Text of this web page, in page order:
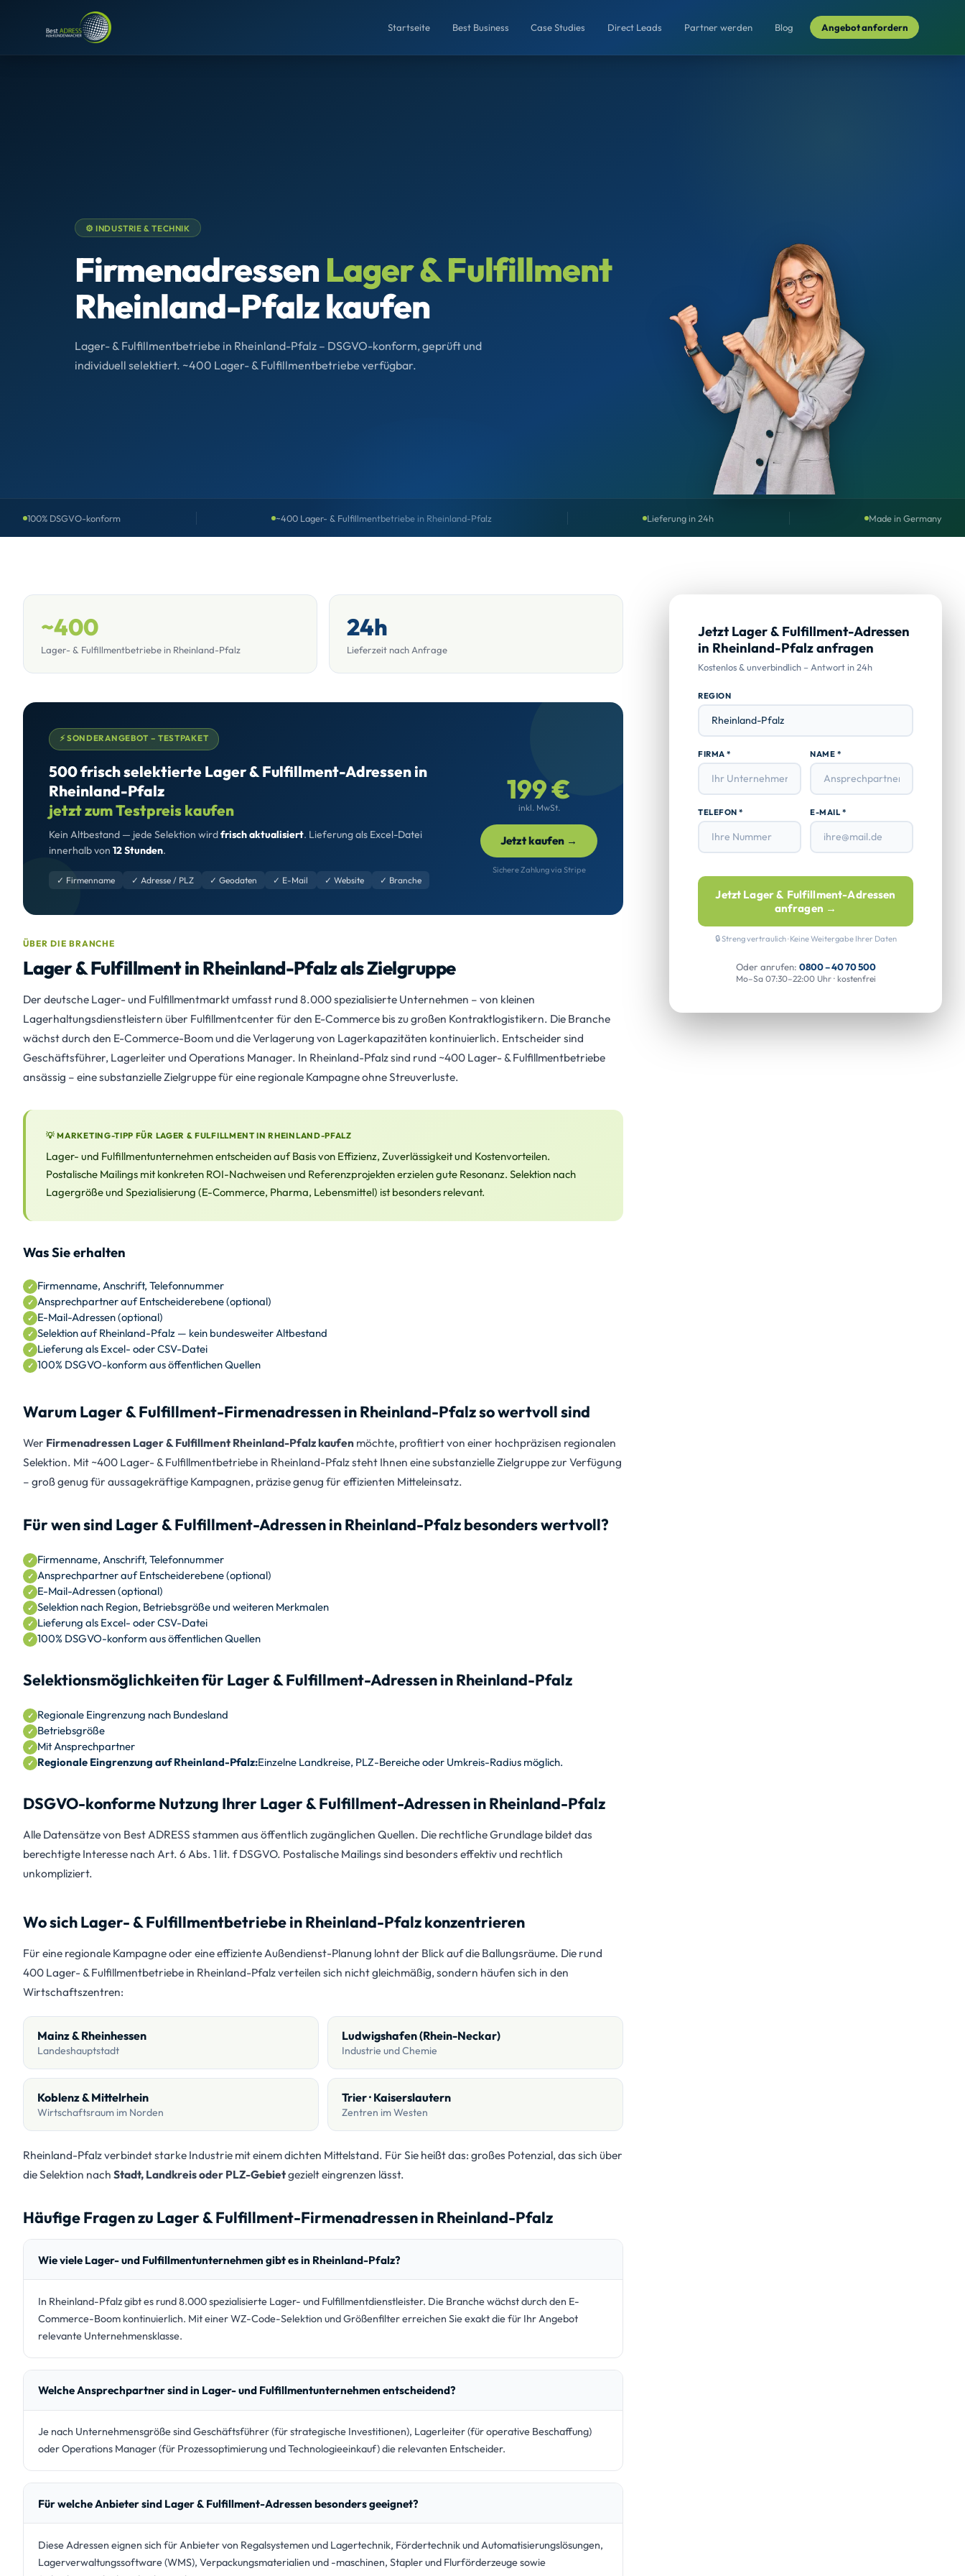
Startseite Best Business Case Studies Direct Leads Partner werden Blog Angebot anfordern
⚙️ INDUSTRIE & TECHNIK
FirmenadressenLager & Fulfillment
Rheinland-Pfalz kaufen
Lager- & Fulfillmentbetriebe in Rheinland-Pfalz – DSGVO-konform, geprüft und
individuell selektiert. ~400 Lager- & Fulfillmentbetriebe verfügbar.
100% DSGVO-konform ~400 Lager- & Fulfillmentbetriebe in Rheinland-Pfalz Lieferung in 24h Made in Germany
~400
Lager- & Fulfillmentbetriebe in Rheinland-Pfalz
24h
Lieferzeit nach Anfrage
⚡ SONDERANGEBOT – TESTPAKET
500 frisch selektierte Lager & Fulfillment-Adressen in
Rheinland-Pfalz
jetzt zum Testpreis kaufen
Kein Altbestand — jede Selektion wirdfrisch aktualisiert. Lieferung als Excel-Datei
innerhalb von 12 Stunden.
✓ Firmenname ✓ Adresse / PLZ ✓ Geodaten ✓ E-Mail ✓ Website ✓ Branche
199 €
inkl. MwSt.
Jetzt kaufen →
Sichere Zahlung via Stripe
ÜBER DIE BRANCHE
Lager & Fulfillment in Rheinland-Pfalz als Zielgruppe
Der deutsche Lager- und Fulfillmentmarkt umfasst rund 8.000 spezialisierte Unternehmen – von kleinen
Lagerhaltungsdienstleistern über Fulfillmentcenter für den E-Commerce bis zu großen Kontraktlogistikern. Die Branche
wächst durch den E-Commerce-Boom und die Verlagerung von Lagerkapazitäten kontinuierlich. Entscheider sind
Geschäftsführer, Lagerleiter und Operations Manager. In Rheinland-Pfalz sind rund ~400 Lager- & Fulfillmentbetriebe
ansässig – eine substanzielle Zielgruppe für eine regionale Kampagne ohne Streuverluste.
💡 MARKETING-TIPP FÜR LAGER & FULFILLMENT IN RHEINLAND-PFALZ
Lager- und Fulfillmentunternehmen entscheiden auf Basis von Effizienz, Zuverlässigkeit und Kostenvorteilen.
Postalische Mailings mit konkreten ROI-Nachweisen und Referenzprojekten erzielen gute Resonanz. Selektion nach
Lagergröße und Spezialisierung (E-Commerce, Pharma, Lebensmittel) ist besonders relevant.
Was Sie erhalten
Firmenname, Anschrift, Telefonnummer
Ansprechpartner auf Entscheiderebene (optional)
E-Mail-Adressen (optional)
Selektion auf Rheinland-Pfalz — kein bundesweiter Altbestand
Lieferung als Excel- oder CSV-Datei
100% DSGVO-konform aus öffentlichen Quellen
Warum Lager & Fulfillment-Firmenadressen in Rheinland-Pfalz so wertvoll sind
Wer Firmenadressen Lager & Fulfillment Rheinland-Pfalz kaufen möchte, profitiert von einer hochpräzisen regionalen
Selektion. Mit ~400 Lager- & Fulfillmentbetriebe in Rheinland-Pfalz steht Ihnen eine substanzielle Zielgruppe zur Verfügung
– groß genug für aussagekräftige Kampagnen, präzise genug für effizienten Mitteleinsatz.
Für wen sind Lager & Fulfillment-Adressen in Rheinland-Pfalz besonders wertvoll?
Firmenname, Anschrift, Telefonnummer
Ansprechpartner auf Entscheiderebene (optional)
E-Mail-Adressen (optional)
Selektion nach Region, Betriebsgröße und weiteren Merkmalen
Lieferung als Excel- oder CSV-Datei
100% DSGVO-konform aus öffentlichen Quellen
Selektionsmöglichkeiten für Lager & Fulfillment-Adressen in Rheinland-Pfalz
Regionale Eingrenzung nach Bundesland
Betriebsgröße
Mit Ansprechpartner
Regionale Eingrenzung auf Rheinland-Pfalz:Einzelne Landkreise, PLZ-Bereiche oder Umkreis-Radius möglich.
DSGVO-konforme Nutzung Ihrer Lager & Fulfillment-Adressen in Rheinland-Pfalz
Alle Datensätze von Best ADRESS stammen aus öffentlich zugänglichen Quellen. Die rechtliche Grundlage bildet das
berechtigte Interesse nach Art. 6 Abs. 1 lit. f DSGVO. Postalische Mailings sind besonders effektiv und rechtlich
unkompliziert.
Wo sich Lager- & Fulfillmentbetriebe in Rheinland-Pfalz konzentrieren
Für eine regionale Kampagne oder eine effiziente Außendienst-Planung lohnt der Blick auf die Ballungsräume. Die rund
400 Lager- & Fulfillmentbetriebe in Rheinland-Pfalz verteilen sich nicht gleichmäßig, sondern häufen sich in den
Wirtschaftszentren:
Mainz & Rheinhessen
Landeshauptstadt
Ludwigshafen (Rhein-Neckar)
Industrie und Chemie
Koblenz & Mittelrhein
Wirtschaftsraum im Norden
Trier · Kaiserslautern
Zentren im Westen
Rheinland-Pfalz verbindet starke Industrie mit einem dichten Mittelstand. Für Sie heißt das: großes Potenzial, das sich über
die Selektion nach Stadt, Landkreis oder PLZ-Gebietgezielt eingrenzen lässt.
Häufige Fragen zu Lager & Fulfillment-Firmenadressen in Rheinland-Pfalz
Wie viele Lager- und Fulfillmentunternehmen gibt es in Rheinland-Pfalz?
In Rheinland-Pfalz gibt es rund 8.000 spezialisierte Lager- und Fulfillmentdienstleister. Die Branche wächst durch den E-
Commerce-Boom kontinuierlich. Mit einer WZ-Code-Selektion und Größenfilter erreichen Sie exakt die für Ihr Angebot
relevante Unternehmensklasse.
Welche Ansprechpartner sind in Lager- und Fulfillmentunternehmen entscheidend?
Je nach Unternehmensgröße sind Geschäftsführer (für strategische Investitionen), Lagerleiter (für operative Beschaffung)
oder Operations Manager (für Prozessoptimierung und Technologieeinkauf) die relevanten Entscheider.
Für welche Anbieter sind Lager & Fulfillment-Adressen besonders geeignet?
Diese Adressen eignen sich für Anbieter von Regalsystemen und Lagertechnik, Fördertechnik und Automatisierungslösungen,
Lagerverwaltungssoftware (WMS), Verpackungsmaterialien und -maschinen, Stapler und Flurförderzeuge sowie
Jetzt Lager & Fulfillment-Adressen
in Rheinland-Pfalz anfragen
Kostenlos & unverbindlich – Antwort in 24h
REGION
FIRMA * NAME *
TELEFON * E-MAIL *
Jetzt Lager & Fulfillment-Adressen
anfragen →
🔒 Streng vertraulich · Keine Weitergabe Ihrer Daten
Oder anrufen: 0800 – 40 70 500
Mo–Sa 07:30–22:00 Uhr · kostenfrei